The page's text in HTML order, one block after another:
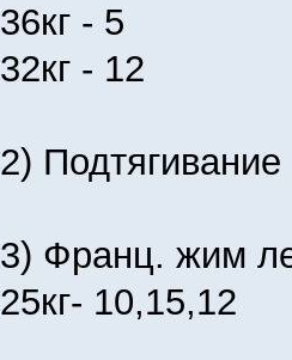
36кг - 5
32кг - 12
2) Подтягивание
3) Франц. жим
25кг- 10,15,12